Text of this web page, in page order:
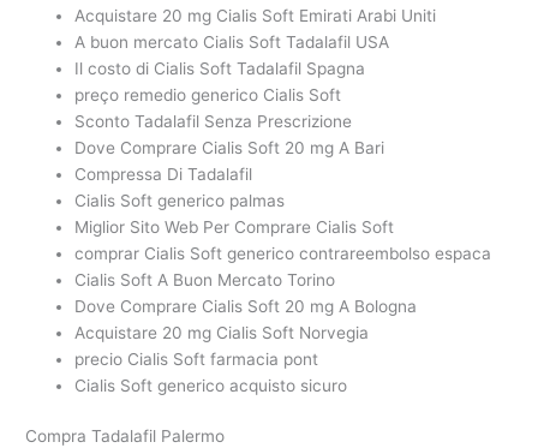
Acquistare 20 mg Cialis Soft Emirati Arabi Uniti
A buon mercato Cialis Soft Tadalafil USA
Il costo di Cialis Soft Tadalafil Spagna
preço remedio generico Cialis Soft
Sconto Tadalafil Senza Prescrizione
Dove Comprare Cialis Soft 20 mg A Bari
Compressa Di Tadalafil
Cialis Soft generico palmas
Miglior Sito Web Per Comprare Cialis Soft
comprar Cialis Soft generico contrareembolso espaсa
Cialis Soft A Buon Mercato Torino
Dove Comprare Cialis Soft 20 mg A Bologna
Acquistare 20 mg Cialis Soft Norvegia
precio Cialis Soft farmacia pont
Cialis Soft generico acquisto sicuro
Compra Tadalafil Palermo